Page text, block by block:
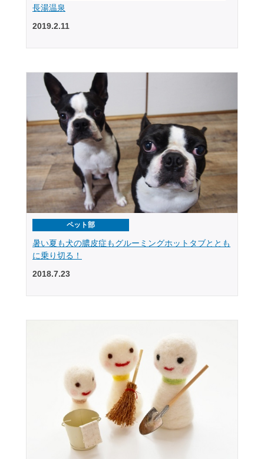
長湯温泉
2019.2.11
ペット部
暑い夏も犬の膿皮症もグルーミングホットタブととも
に乗り切る！
2018.7.23